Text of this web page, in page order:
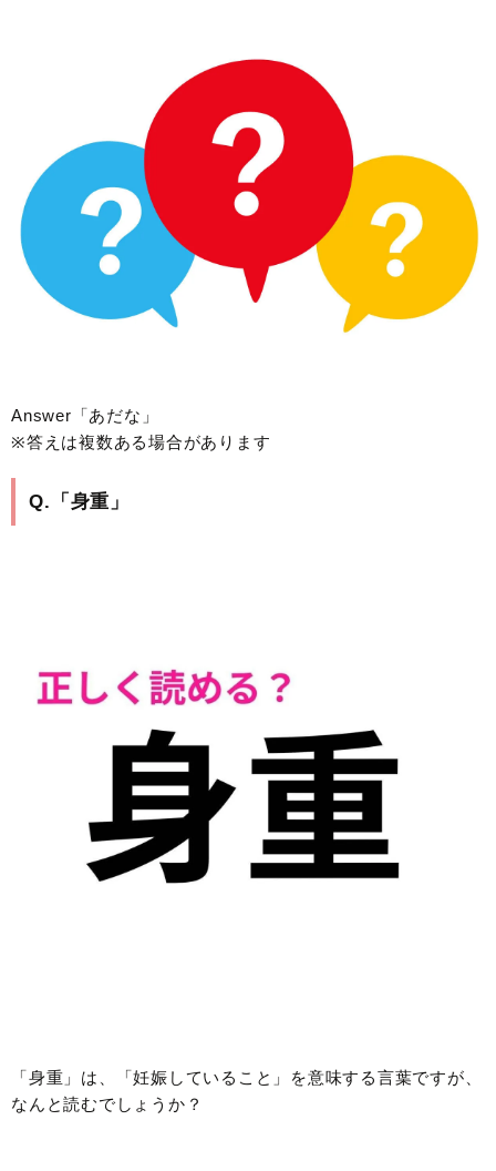
Answer「あだな」
※答えは複数ある場合があります
Q.「身重」
「身重」は、「妊娠していること」を意味する言葉ですが、
なんと読むでしょうか？